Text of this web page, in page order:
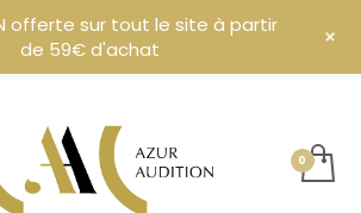
offerte sur tout le site à partir
de 59€ d'achat
+